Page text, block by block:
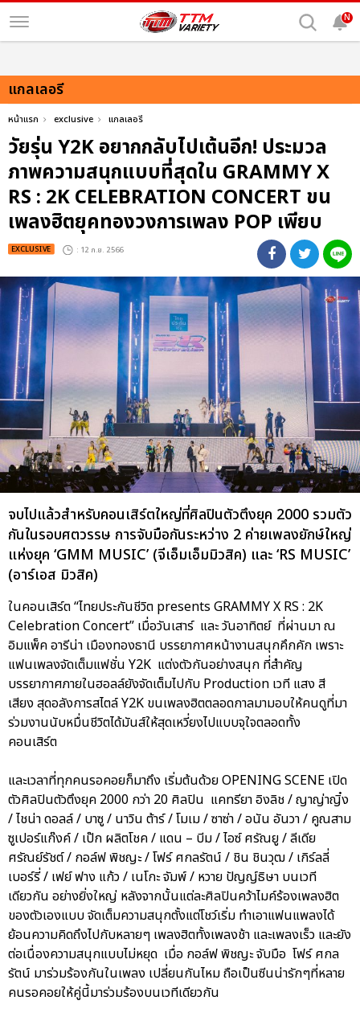
N
แกลเลอรี
หน้าแรก exclusive แกลเลอรี
วัยรุ่น Y2K อยากกลับไปเต้นอีก! ประมวล
ภาพความสนุกแบบที่สุดใน GRAMMY X
RS : 2K CELEBRATION CONCERT ขน
เพลงฮิตยุคทองวงการเพลง POP เพียบ
EXCLUSIVE : 12 ก.ย. 2566
จบไปแล้วสำหรับคอนเสิร์ตใหญ่ที่ศิลปินตัวตึงยุค 2000 รวมตัว
กันในรอบศตวรรษ การจับมือกันระหว่าง 2 ค่ายเพลงยักษ์ใหญ่
แห่งยุค ‘GMM MUSIC’ (จีเอ็มเอ็มมิวสิค) และ ‘RS MUSIC’
(อาร์เอส มิวสิค)
ในคอนเสิร์ต “ไทยประกันชีวิต presents GRAMMY X RS : 2K
Celebration Concert” เมื่อวันเสาร์ และ วันอาทิตย์ ที่ผ่านมา ณ
อิมแพ็ค อารีน่า เมืองทองธานี บรรยากาศหน้างานสนุกคึกคัก เพราะ
แฟนเพลงจัดเต็มแฟชั่น Y2K แต่งตัวกันอย่างสนุก ที่สำคัญ
บรรยากาศภายในฮอลล์ยังจัดเต็มไปกับ Production เวที แสง สี
เสียง สุดอลังการสไตล์ Y2K ขนเพลงฮิตตลอดกาลมามอบให้คนดูที่มา
ร่วมงานนับหมื่นชีวิตได้มันส์ให้สุดเหวี่ยงไปแบบจุใจตลอดทั้ง
คอนเสิร์ต
และเวลาที่ทุกคนรอคอยก็มาถึง เริ่มต้นด้วย OPENING SCENE เปิด
ตัวศิลปินตัวตึงยุค 2000 กว่า 20 ศิลปิน แคทรียา อิงลิช / ญาญ่าญิ๋ง
/ ไชน่า ดอลล์ / บาซู / นาวิน ต้าร์ / โมเม / ซาซ่า / อนัน อันวา / คูณสาม
ซูเปอร์แก๊งค์ / เป๊ก ผลิตโชค / แดน – บีม / ไอซ์ ศรัณยู / ลีเดีย
ศรัณย์รัชต์ / กอล์ฟ พิชญะ / โฟร์ ศกลรัตน์ / ชิน ชินวุฒ / เกิร์ลลี่
เบอร์รี่ / เฟย์ ฟาง แก้ว / เนโกะ จัมพ์ / หวาย ปัญญ์ธิษา บนเวที
เดียวกัน อย่างยิ่งใหญ่ หลังจากนั้นแต่ละศิลปินคว้าไมค์ร้องเพลงฮิต
ของตัวเองแบบ จัดเต็มความสนุกตั้งแต่โชว์เริ่ม ทำเอาแฟนแพลงได้
ย้อนความคิดถึงไปกับหลายๆ เพลงฮิตทั้งเพลงช้า และเพลงเร็ว และยัง
ต่อเนื่องความสนุกแบบไม่หยุด เมื่อ กอล์ฟ พิชญะ จับมือ โฟร์ ศกล
รัตน์ มาร่วมร้องกันในเพลง เปลี่ยนกันไหม ถือเป็นซีนน่ารักๆที่หลาย
คนรอคอยให้คู่นี้มาร่วมร้องบนเวทีเดียวกัน